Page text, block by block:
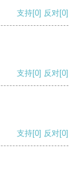
支持[0] 反对[0]
支持[0] 反对[0]
支持[0] 反对[0]